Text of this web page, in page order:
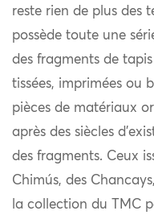
reste rien de plus des
possède toute une
des fragments de
tissées, imprimées ou
pièces de matériaux
après des siècles
des fragments. Ceux
Chimús, des
la collection du TMC